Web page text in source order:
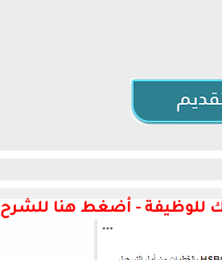
للوظيفة - أضغط هنا للشرح